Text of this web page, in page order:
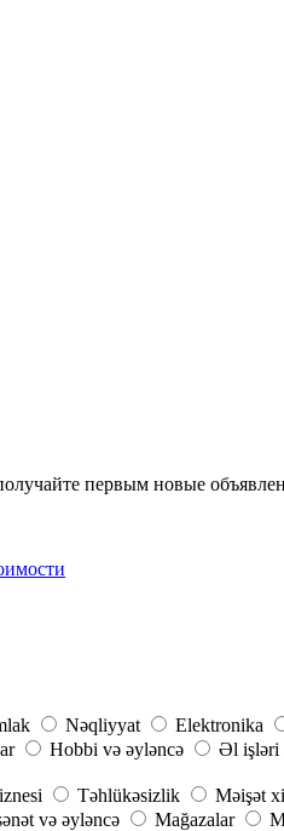
первым новые
Nəqliyyat Elektronika
Hobbi və əyləncə Əl işləri
Təhlükəsizlik Məişət
və əyləncə Mağazalar